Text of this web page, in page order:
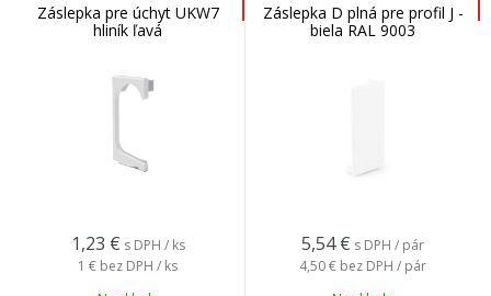
Záslepka pre úchyt UKW7
hliník ľavá
1,23 € s DPH / ks
1 € bez DPH / ks
Záslepka D plná pre profil J -
biela RAL 9003
5,54 € s DPH / pár
4,50 € bez DPH / pár